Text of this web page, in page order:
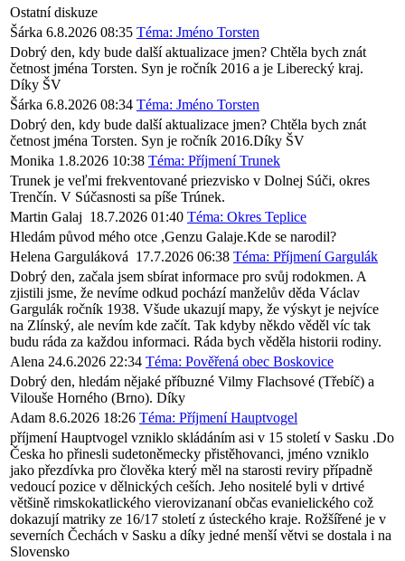
Ostatní diskuze
Šárka 6.8.2026 08:35 Téma: Jméno Torsten
Dobrý den, kdy bude další aktualizace jmen? Chtěla bych znát
četnost jména Torsten. Syn je ročník 2016 a je Liberecký kraj.
Díky ŠV
Šárka 6.8.2026 08:34 Téma: Jméno Torsten
Dobrý den, kdy bude další aktualizace jmen? Chtěla bych znát
četnost jména Torsten. Syn je ročník 2016.Díky ŠV
Monika 1.8.2026 10:38 Téma: Příjmení Trunek
Trunek je veľmi frekventované priezvisko v Dolnej Súči, okres
Trenčín. V Súčasnosti sa píše Trúnek.
Martin Galaj 18.7.2026 01:40 Téma: Okres Teplice
Hledám původ mého otce ,Genzu Galaje.Kde se narodil?
Helena Garguláková 17.7.2026 06:38 Téma: Příjmení Gargulák
Dobrý den, začala jsem sbírat informace pro svůj rodokmen. A
zjistili jsme, že nevíme odkud pochází manželův děda Václav
Gargulák ročník 1938. Všude ukazují mapy, že výskyt je nejvíce
na Zlínský, ale nevím kde začít. Tak kdyby někdo věděl víc tak
budu ráda za každou informaci. Ráda bych věděla historii rodiny.
Alena 24.6.2026 22:34 Téma: Pověřená obec Boskovice
Dobrý den, hledám nějaké příbuzné Vilmy Flachsové (Třebíč) a
Vilouše Horného (Brno). Díky
Adam 8.6.2026 18:26 Téma: Příjmení Hauptvogel
příjmení Hauptvogel vzniklo skládáním asi v 15 století v Sasku .Do
Česka ho přinesli sudetoněmecky přistěhovanci, jméno vzniklo
jako přezdívka pro člověka který měl na starosti reviry případně
vedoucí pozice v dělnických ceších. Jeho nositelé byli v drtivé
většině rimskokatlického vierovizananí občas evanielického což
dokazují matriky ze 16/17 století z ústeckého kraje. Rožšířené je v
severních Čechách v Sasku a díky jedné menší větvi se dostala i na
Slovensko